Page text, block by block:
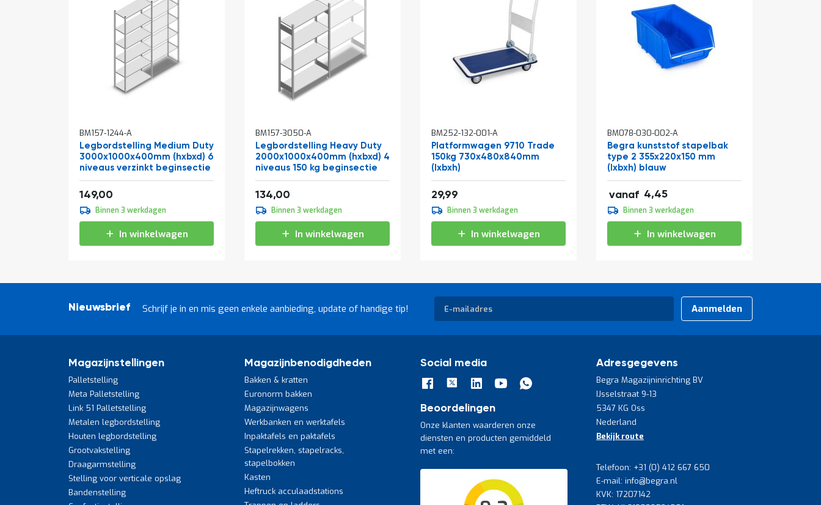
BM157-1244-A
Legbordstelling Medium Duty
3000x1000x400mm (hxbxd) 6
niveaus verzinkt beginsectie
Vanaf
149,00
Binnen 3 werkdagen
In winkelwagen
BM157-3050-A
Legbordstelling Heavy Duty
2000x1000x400mm (hxbxd) 4
niveaus 150 kg beginsectie
Vanaf
134,00
Binnen 3 werkdagen
In winkelwagen
BM252-132-001-A
Platformwagen 9710 Trade
150kg 730x480x840mm
(lxbxh)
29,99
winkelwagen
Binnen 3 werkdagen
In winkelwagen
BM078-030-002-A
Begra kunststof stapelbak
type 2 355x220x150 mm
(lxbxh) blauw
vanaf 4,45
5,38
4,95
5,99
winkelwagen
Binnen 3 werkdagen
In winkelwagen
Nieuwsbrief Schrijf je in en mis geen enkele aanbieding, update of handige tip!
Abonneer
op
onze
Aanmelden
Magazijnstellingen
Palletstelling
Meta Palletstelling
Link 51 Palletstelling
Metalen legbordstelling
Houten legbordstelling
Grootvakstelling
Draagarmstelling
Stelling voor verticale opslag
Bandenstelling
Magazijnbenodigdheden
Bakken & kratten
Euronorm bakken
Magazijnwagens
Werkbanken en werktafels
Inpaktafels en paktafels
Stapelrekken, stapelracks,
stapelbokken
Kasten
Heftruck acculaadstations
Social media
Beoordelingen
Onze klanten waarderen onze
diensten en producten gemiddeld
met een:
Adresgegevens
Begra Magazijninrichting BV
IJsselstraat 9-13
5347 KG Oss
Nederland
Bekijk route
Telefoon: +31 (0) 412 667 650
E-mail: info@begra.nl
KVK: 17207142